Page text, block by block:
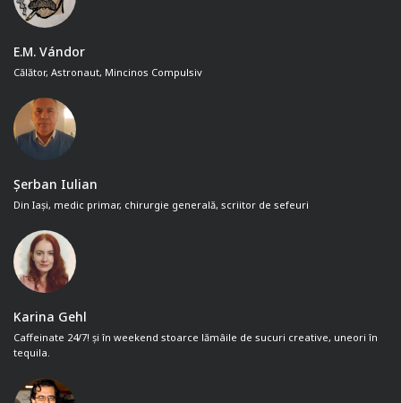
E.M. Vándor
Călător, Astronaut, Mincinos Compulsiv
Șerban Iulian
Din Iași, medic primar, chirurgie generală, scriitor de sefeuri
Karina Gehl
Caffeinate 24/7! și în weekend stoarce lămâile de sucuri creative, uneori în
tequila.